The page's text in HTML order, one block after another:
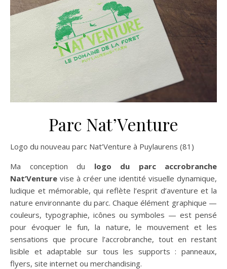
Parc Nat’Venture
Logo du nouveau parc Nat’Venture à Puylaurens (81)
Ma conception du logo du parc accrobranche
Nat’Venture vise à créer une identité visuelle dynamique,
ludique et mémorable, qui reflète l’esprit d’aventure et la
nature environnante du parc. Chaque élément graphique —
couleurs, typographie, icônes ou symboles — est pensé
pour évoquer le fun, la nature, le mouvement et les
sensations que procure l’accrobranche, tout en restant
lisible et adaptable sur tous les supports : panneaux,
flyers, site internet ou merchandising.